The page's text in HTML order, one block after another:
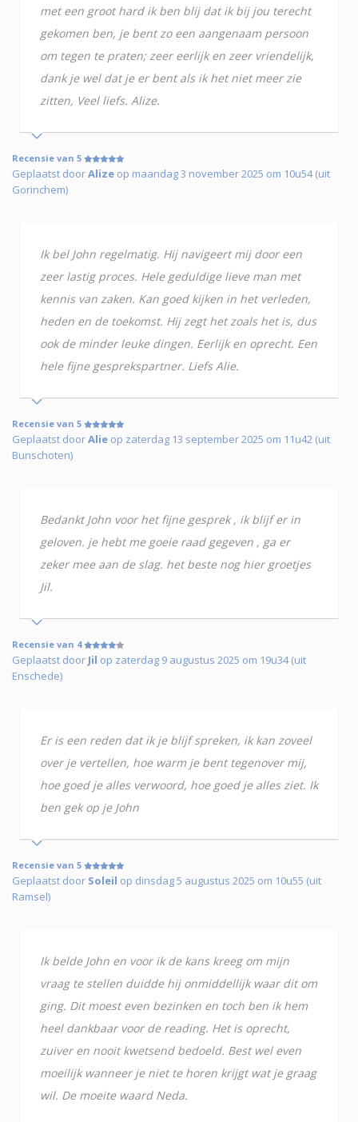
met een groot hard ik ben blij dat ik bij jou terecht
gekomen ben, je bent zo een aangenaam persoon
om tegen te praten; zeer eerlijk en zeer vriendelijk,
dank je wel dat je er bent als ik het niet meer zie
zitten, Veel liefs. Alize.
Recensie van 5
Geplaatst doorAlize op maandag 3 november 2025 om 10u54 (uit
Gorinchem)
Ik bel John regelmatig. Hij navigeert mij door een
zeer lastig proces. Hele geduldige lieve man met
kennis van zaken. Kan goed kijken in het verleden,
heden en de toekomst. Hij zegt het zoals het is, dus
ook de minder leuke dingen. Eerlijk en oprecht. Een
hele fijne gesprekspartner. Liefs Alie.
Recensie van 5
Geplaatst doorAlie op zaterdag 13 september 2025 om 11u42 (uit
Bunschoten)
Bedankt John voor het fijne gesprek , ik blijf er in
geloven. je hebt me goeie raad gegeven , ga er
zeker mee aan de slag. het beste nog hier groetjes
Jil.
Recensie van 4
Geplaatst door Jil op zaterdag 9 augustus 2025 om 19u34 (uit
Enschede)
Er is een reden dat ik je blijf spreken, ik kan zoveel
over je vertellen, hoe warm je bent tegenover mij,
hoe goed je alles verwoord, hoe goed je alles ziet. Ik
ben gek op je John
Recensie van 5
Geplaatst door Soleil op dinsdag 5 augustus 2025 om 10u55 (uit
Ramsel)
Ik belde John en voor ik de kans kreeg om mijn
vraag te stellen duidde hij onmiddellijk waar dit om
ging. Dit moest even bezinken en toch ben ik hem
heel dankbaar voor de reading. Het is oprecht,
zuiver en nooit kwetsend bedoeld. Best wel even
moeilijk wanneer je niet te horen krijgt wat je graag
wil. De moeite waard Neda.